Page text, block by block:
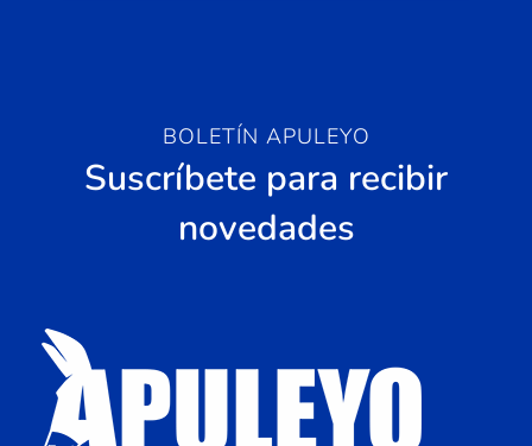
BOLETÍN APULEYO
Suscríbete para recibir
novedades